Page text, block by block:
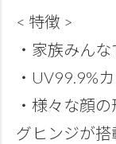
< 特徴 >
・家族みん
・UV99.9%
・様々な顔
グヒンジが搭